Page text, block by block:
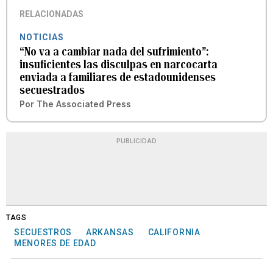
RELACIONADAS
NOTICIAS
“No va a cambiar nada del sufrimiento”:
insuficientes las disculpas en narcocarta
enviada a familiares de estadounidenses
secuestrados
Por The Associated Press
PUBLICIDAD
TAGS
SECUESTROS ARKANSAS
CALIFORNIA
MENORES DE EDAD